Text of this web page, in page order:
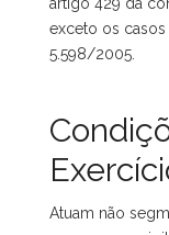
exceto os
5.598/2005.
Atuam não